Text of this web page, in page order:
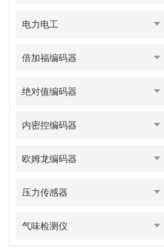
电力电工
倍加福编码器
绝对值编码器
内密控编码器
欧姆龙编码器
压力传感器
气味检测仪